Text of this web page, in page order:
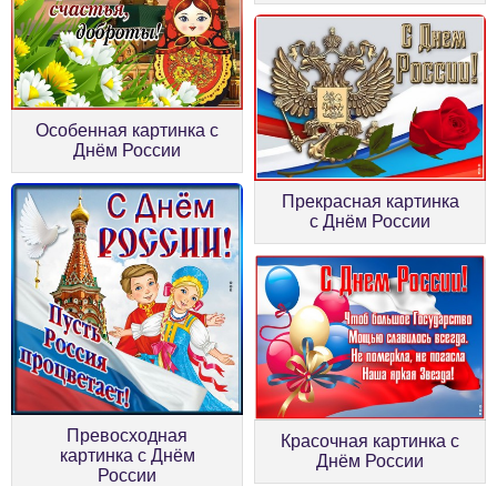
Особенная картинка с
Днём России
Прекрасная картинка
с Днём России
Превосходная
картинка с Днём
России
Красочная картинка с
Днём России